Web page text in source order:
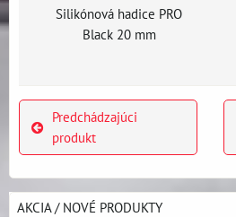
Silikónová hadice PRO
Black 20 mm
Predchádzajúci
produkt
AKCIA / NOVÉ PRODUKTY